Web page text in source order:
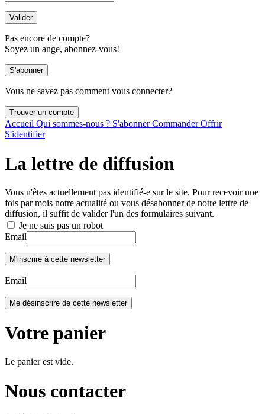
Pas encore de compte?
Soyez un ange, abonnez-vous!
Vous ne savez pas comment vous connecter?
Accueil Qui sommes-nous ? S'abonnerCommanderOffrir
S'identifier
La lettre de diffusion
Vous n'êtes actuellement pas identifié-e sur le site. Pour recevoir une
fois par mois notre actualité ou vous désabonner de notre lettre de
diffusion, il suffit de valider l'un des formulaires suivant.
Je ne suis pas un robot
Email
Email
Votre panier
Le panier est vide.
Nous contacter